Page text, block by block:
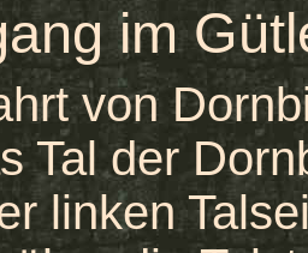
im
von
Tal der
linken